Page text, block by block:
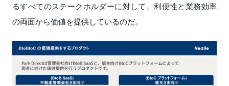
るすべてのステークホルダーに対して、利便性と業務効率
の両面から価値を提供しているのだ。